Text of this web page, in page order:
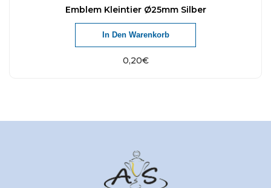
Emblem Kleintier Ø25mm Silber
0,20€
In Den Warenkorb